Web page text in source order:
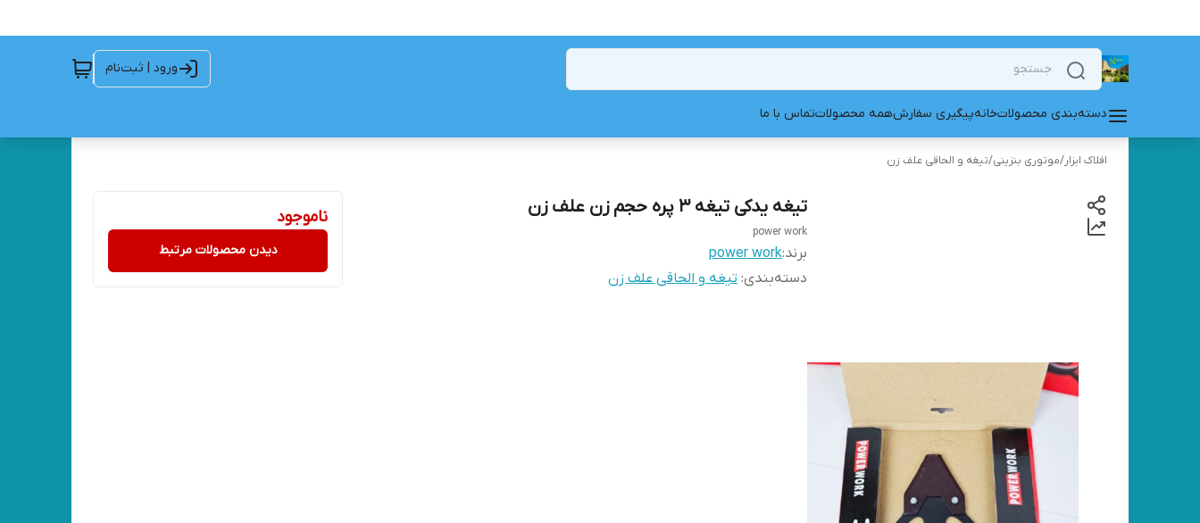
ورود | ثبت‌نام
دسته‌بندی محصولاتخانهپیگیری سفارشهمه محصولاتتماس با ما
افلاک ابزار/موتوری بنزینی/تیغه و الحاقی علف زن
تیغه یدکی تیغه ۳ پره حجم زن علف زن
power work
برند:power work
دسته‌بندی: تیغه و الحاقی علف زن
ناموجود
دیدن محصولات مرتبط